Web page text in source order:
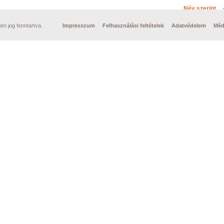
Név szerint
jog fenntartva. Impresszum Felhasználási feltételek Adatvédelem